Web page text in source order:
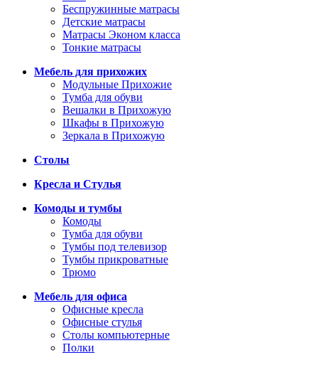
Беспружинные матрасы
Детские матрасы
Матрасы Эконом класса
Тонкие матрасы
Мебель для прихожих
Модульные Прихожие
Тумба для обуви
Вешалки в Прихожую
Шкафы в Прихожую
Зеркала в Прихожую
Столы
Кресла и Стулья
Комоды и тумбы
Комоды
Тумба для обуви
Тумбы под телевизор
Тумбы прикроватные
Трюмо
Мебель для офиса
Офисные кресла
Офисные стулья
Столы компьютерные
Полки